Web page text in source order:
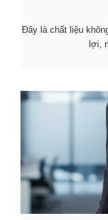
Đây là chất liệu
lợi,